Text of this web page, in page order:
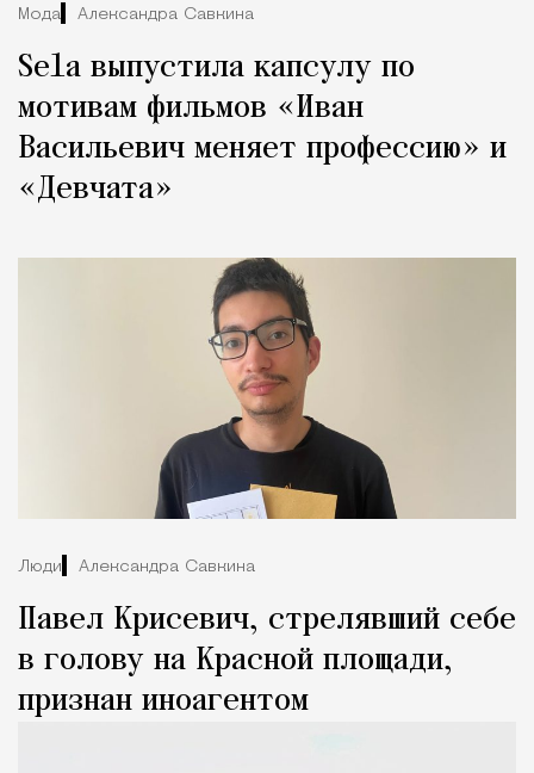
Мода Александра Савкина
Sela выпустила капсулу по
мотивам фильмов «Иван
Васильевич меняет профессию» и
«Девчата»
Люди Александра Савкина
Павел Крисевич, стрелявший себе
в голову на Красной площади,
признан иноагентом